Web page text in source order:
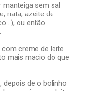
manteiga sem sal
nata, azeite de
ou então
com creme de leite
mais macio do que
depois de o bolinho